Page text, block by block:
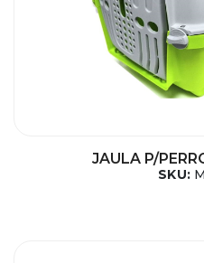
JAULA P/
SKU: